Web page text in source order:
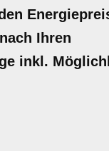
Ihren
inkl.